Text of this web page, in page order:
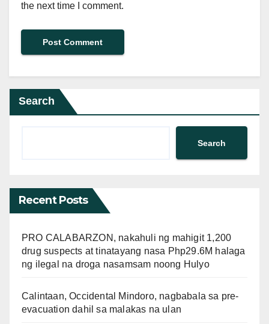
the next time I comment.
Search
Search
Recent Posts
PRO CALABARZON, nakahuli ng mahigit 1,200
drug suspects at tinatayang nasa Php29.6M halaga
ng ilegal na droga nasamsam noong Hulyo
Calintaan, Occidental Mindoro, nagbabala sa pre-
evacuation dahil sa malakas na ulan